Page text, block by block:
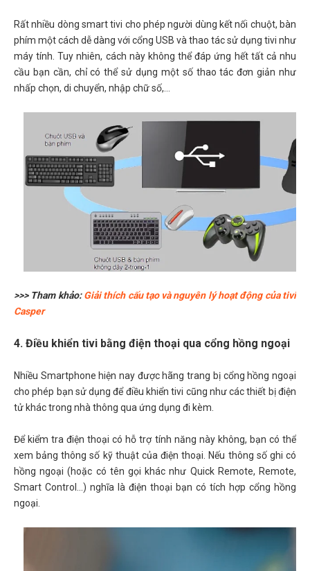
Rất nhiều dòng smart tivi cho phép người dùng kết nối chuột, bàn
phím một cách dễ dàng với cổng USB và thao tác sử dụng tivi như
máy tính. Tuy nhiên, cách này không thể đáp ứng hết tất cả nhu
cầu bạn cần, chỉ có thể sử dụng một số thao tác đơn giản như
nhấp chọn, di chuyển, nhập chữ số,...
>>> Tham khảo:Giải thích cấu tạo và nguyên lý hoạt động của tivi
Casper
4. Điều khiển tivi bằng điện thoại qua cổng hồng ngoại
Nhiều Smartphone hiện nay được hãng trang bị cổng hồng ngoại
cho phép bạn sử dụng để điều khiển tivi cũng như các thiết bị điện
tử khác trong nhà thông qua ứng dụng đi kèm.
Để kiểm tra điện thoại có hỗ trợ tính năng này không, bạn có thể
xem bảng thông số kỹ thuật của điện thoại. Nếu thông số ghi có
hồng ngoại (hoặc có tên gọi khác như Quick Remote, Remote,
Smart Control...) nghĩa là điện thoại bạn có tích hợp cổng hồng
ngoại.